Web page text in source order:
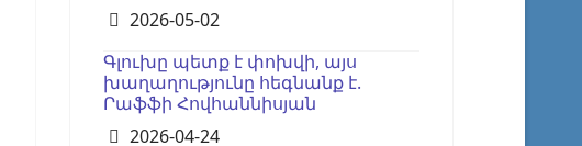
Details
2026-05-02
Գլուխը պետք է փոխվի, այս
խաղաղությունը հեգնանք է.
Րաֆֆի Հովհաննիսյան
Details
2026-04-24